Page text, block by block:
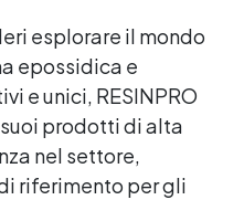
esplorare il mondo
epossidica e
e unici, RESINPRO
prodotti di alta
nel settore,
riferimento per gli